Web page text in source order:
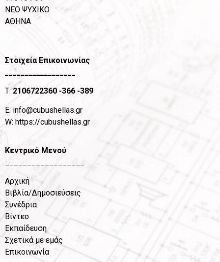
ΝΕΟ ΨΥΧΙΚΟ
ΑΘΗΝΑ
Στοιχεία Επικοινωνίας
__________________
T:2106722360 -366 -389
Ε: info@cubushellas.gr
W: https://cubushellas.gr
Κεντρικό Μενού
Αρχική
Βιβλία/Δημοσιεύσεις
Συνέδρια
Βίντεο
Εκπαίδευση
Σχετικά με εμάς
Επικοινωνία